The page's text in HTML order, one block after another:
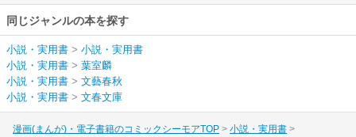
同じジャンルの本を探す
小説・実用書 > 小説・実用書
小説・実用書 > 葉室麟
小説・実用書 > 文藝春秋
小説・実用書 > 文春文庫
漫画(まんが)・電子書籍のコミックシーモアTOP
小説・実用書